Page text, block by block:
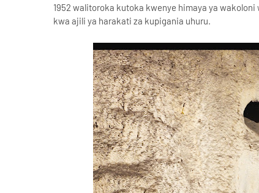
1952 walitoroka kutoka kwenye himaya ya
kwa ajili ya harakati za kupigania uhuru.